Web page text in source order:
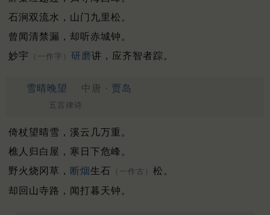
石涧双流水，山门九里松。
曾闻清禁漏，却听赤城钟。
妙宇
（一作字） 研磨讲，应齐智者踪。
雪晴晚望 中唐 · 贾岛
五言律诗
倚杖望晴雪，溪云几万重。
樵人归白屋，寒日下危峰。
野火烧冈草， 断烟 生石 （一作古） 松。
却回山寺路，闻打暮天钟。